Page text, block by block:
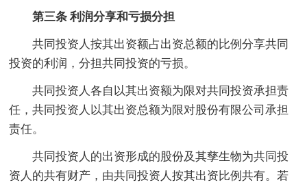
第三条 利润分享和亏损分担
共同投资人按其出资额占出资总额的比例分享共同
投资的利润，分担共同投资的亏损。
共同投资人各自以其出资额为限对共同投资承担责
任，共同投资人以其出资总额为限对股份有限公司承担
责任。
共同投资人的出资形成的股份及其孳生物为共同投
资人的共有财产，由共同投资人按其出资比例共有。若